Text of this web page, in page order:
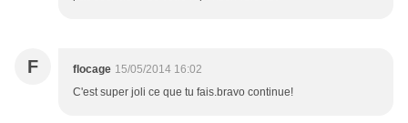
F flocage 15/05/2014 16:02
C'est super joli ce que tu fais.bravo continue!